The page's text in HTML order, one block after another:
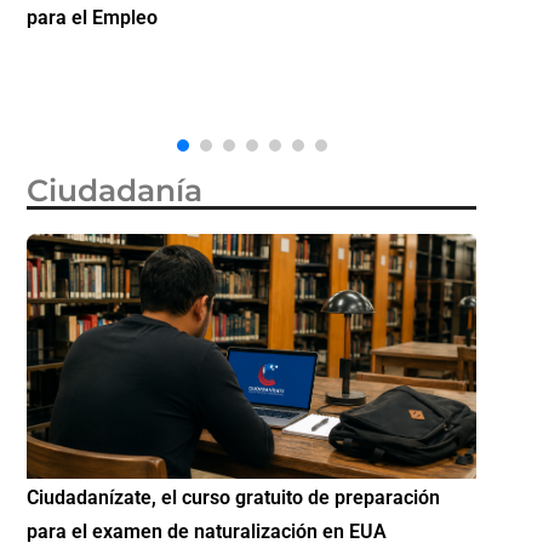
la ciudadanía por nacimiento, semanas después de
Ciudadanía
Si eres residente ingresa a Ciudadanízate, el curso
gratuito de preparación para el examen de